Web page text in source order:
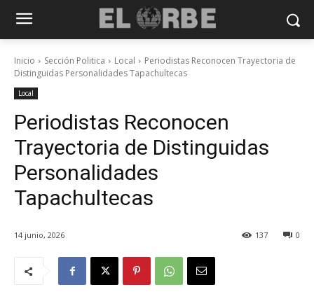
Inicio Sección Politica Local
Periodistas Reconocen Trayectoria de
Distinguidas Personalidades Tapachultecas
Local
Periodistas Reconocen
Trayectoria de Distinguidas
Personalidades
Tapachultecas
14 junio, 2026 0
137